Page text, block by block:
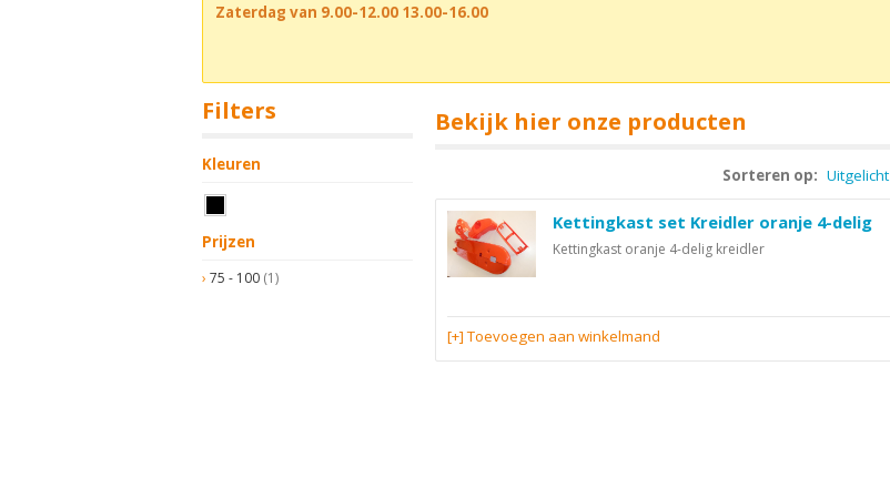
Zaterdag van 9.00-12.00 13.00-16.00
Filters
Kleuren
Prijzen
75 - 100 (1)
Bekijk hier onze producten
Sorteren op: Uitgelicht
Kettingkast set Kreidler oranje 4-delig
Kettingkast oranje 4-delig kreidler
[+] Toevoegen aan winkelmand